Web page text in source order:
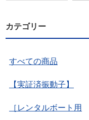
カテゴリー
すべての商品
【実証済振動子】
［レンタルボート用